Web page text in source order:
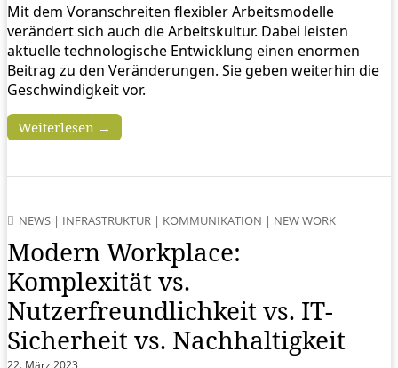
Mit dem Voranschreiten flexibler Arbeitsmodelle
verändert sich auch die Arbeitskultur. Dabei leisten
aktuelle technologische Entwicklung einen enormen
Beitrag zu den Veränderungen. Sie geben weiterhin die
Geschwindigkeit vor.
Weiterlesen →
NEWS | INFRASTRUKTUR | KOMMUNIKATION | NEW WORK
Modern Workplace:
Komplexität vs.
Nutzerfreundlichkeit vs. IT-
Sicherheit vs. Nachhaltigkeit
22. März 2023